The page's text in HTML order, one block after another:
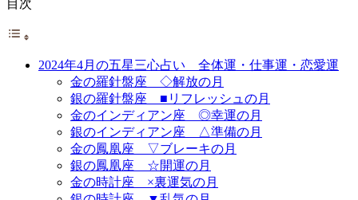
目次
2024年4月の五星三心占い 全体運・仕事運・恋愛運
金の羅針盤座 ◇解放の月
銀の羅針盤座 ■リフレッシュの月
金のインディアン座 ◎幸運の月
銀のインディアン座 △準備の月
金の鳳凰座 ▽ブレーキの月
銀の鳳凰座 ☆開運の月
金の時計座 ×裏運気の月